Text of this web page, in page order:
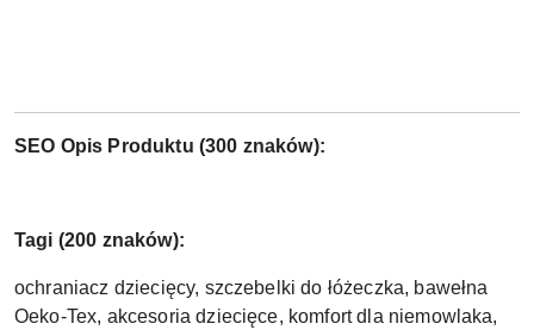
SEO Opis Produktu (300 znaków):
Tagi (200 znaków):
ochraniacz dziecięcy, szczebelki do łóżeczka, bawełna
Oeko-Tex, akcesoria dziecięce, komfort dla niemowlaka,